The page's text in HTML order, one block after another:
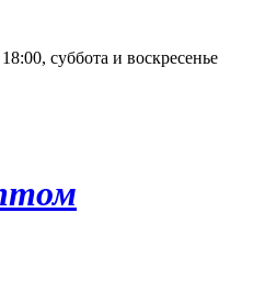
суббота и воскресенье